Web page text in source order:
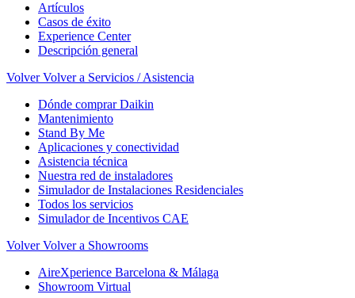
Artículos
Casos de éxito
Experience Center
Descripción general
Volver Volver a Servicios / Asistencia
Dónde comprar Daikin
Mantenimiento
Stand By Me
Aplicaciones y conectividad
Asistencia técnica
Nuestra red de instaladores
Simulador de Instalaciones Residenciales
Todos los servicios
Simulador de Incentivos CAE
Volver Volver a Showrooms
AireXperience Barcelona & Málaga
Showroom Virtual